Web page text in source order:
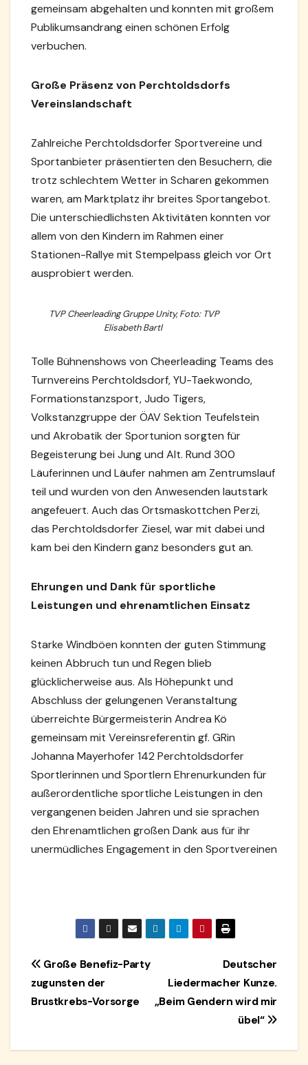
gemeinsam abgehalten und konnten mit großem
Publikumsandrang einen schönen Erfolg
verbuchen.
Große Präsenz von Perchtoldsdorfs
Vereinslandschaft
Zahlreiche Perchtoldsdorfer Sportvereine und
Sportanbieter präsentierten den Besuchern, die
trotz schlechtem Wetter in Scharen gekommen
waren, am Marktplatz ihr breites Sportangebot.
Die unterschiedlichsten Aktivitäten konnten vor
allem von den Kindern im Rahmen einer
Stationen-Rallye mit Stempelpass gleich vor Ort
ausprobiert werden.
TVP Cheerleading Gruppe Unity, Foto: TVP
Elisabeth Bartl
Tolle Bühnenshows von Cheerleading Teams des
Turnvereins Perchtoldsdorf, YU-Taekwondo,
Formationstanzsport, Judo Tigers,
Volkstanzgruppe der ÖAV Sektion Teufelstein
und Akrobatik der Sportunion sorgten für
Begeisterung bei Jung und Alt. Rund 300
Läuferinnen und Läufer nahmen am Zentrumslauf
teil und wurden von den Anwesenden lautstark
angefeuert. Auch das Ortsmaskottchen Perzi,
das Perchtoldsdorfer Ziesel, war mit dabei und
kam bei den Kindern ganz besonders gut an.
Ehrungen und Dank für sportliche
Leistungen und ehrenamtlichen Einsatz
Starke Windböen konnten der guten Stimmung
keinen Abbruch tun und Regen blieb
glücklicherweise aus. Als Höhepunkt und
Abschluss der gelungenen Veranstaltung
überreichte Bürgermeisterin Andrea Kö
gemeinsam mit Vereinsreferentin gf. GRin
Johanna Mayerhofer 142 Perchtoldsdorfer
Sportlerinnen und Sportlern Ehrenurkunden für
außerordentliche sportliche Leistungen in den
vergangenen beiden Jahren und sie sprachen
den Ehrenamtlichen großen Dank aus für ihr
unermüdliches Engagement in den Sportvereinen
Beitragsnavigation
Deutscher
Liedermacher Kunze.
„Beim Gendern wird mir
übel“
Große Benefiz-Party
zugunsten der
Brustkrebs-Vorsorge